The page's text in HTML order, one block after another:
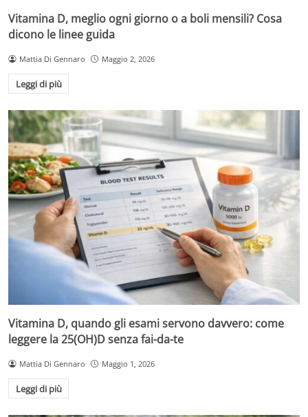
Vitamina D, meglio ogni giorno o a boli mensili? Cosa
dicono le linee guida
Mattia Di Gennaro Maggio 2, 2026
Leggi di più
Vitamina D, quando gli esami servono davvero: come
leggere la 25(OH)D senza fai-da-te
Mattia Di Gennaro Maggio 1, 2026
Leggi di più